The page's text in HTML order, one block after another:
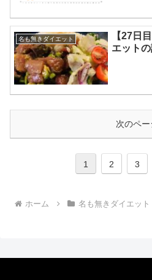
名も無きダイエット
【27日
エットの
次のペー
1 2 3
ホーム 名も無きダイエット